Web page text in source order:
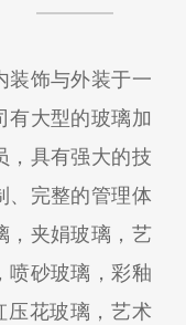
装饰与外装于一
有大型的玻璃加
，具有强大的技
、完整的管理体
，夹娟玻璃，艺
喷砂玻璃，彩釉
压花玻璃，艺术